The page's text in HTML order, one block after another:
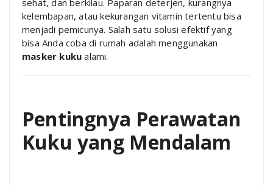
kelembapan, atau kekurangan vitamin tertentu bisa
menjadi pemicunya. Salah satu solusi efektif yang
bisa Anda coba di rumah adalah menggunakan
masker kuku alami.
Pentingnya Perawatan
Kuku yang Mendalam